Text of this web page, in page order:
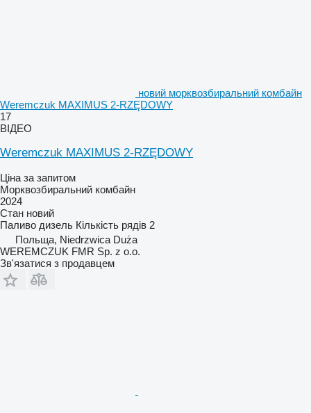
новий морквозбиральний комбайн
Weremczuk MAXIMUS 2-RZĘDOWY
17
ВІДЕО
Weremczuk MAXIMUS 2-RZĘDOWY
Ціна за запитом
Морквозбиральний комбайн
2024
Стан новий
Паливо дизель Кількість рядів 2
Польща, Niedrzwica Duża
WEREMCZUK FMR Sp. z o.o.
Зв'язатися з продавцем